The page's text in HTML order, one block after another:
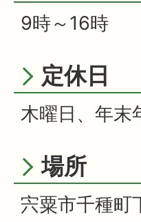
9時～16時
定休日
木曜日、年末
場所
宍粟市千種